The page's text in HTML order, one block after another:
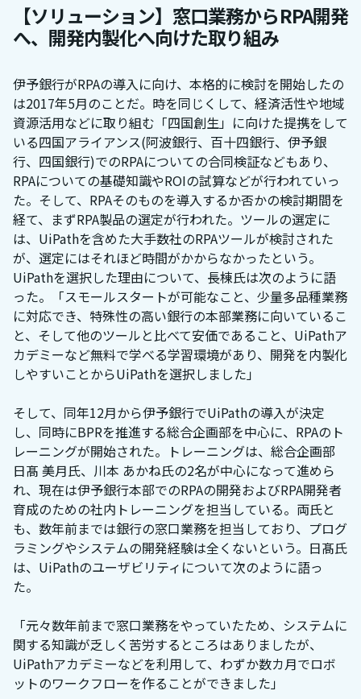
【ソリューション】窓口業務からRPA開発
へ、開発内製化へ向けた取り組み
伊予銀行がRPAの導入に向け、本格的に検討を開始したの
は2017年5月のことだ。時を同じくして、経済活性や地域
資源活用などに取り組む「四国創生」に向けた提携をして
いる四国アライアンス(阿波銀行、百十四銀行、伊予銀
行、四国銀行)でのRPAについての合同検証などもあり、
RPAについての基礎知識やROIの試算などが行われていっ
た。そして、RPAそのものを導入するか否かの検討期間を
経て、まずRPA製品の選定が行われた。ツールの選定に
は、UiPathを含めた大手数社のRPAツールが検討された
が、選定にはそれほど時間がかからなかったという。
UiPathを選択した理由について、長棟氏は次のように語
った。「スモールスタートが可能なこと、少量多品種業務
に対応でき、特殊性の高い銀行の本部業務に向いているこ
と、そして他のツールと比べて安価であること、UiPathア
カデミーなど無料で学べる学習環境があり、開発を内製化
しやすいことからUiPathを選択しました」
そして、同年12月から伊予銀行でUiPathの導入が決定
し、同時にBPRを推進する総合企画部を中心に、RPAのト
レーニングが開始された。トレーニングは、総合企画部
日髙 美月氏、川本 あかね氏の2名が中心になって進めら
れ、現在は伊予銀行本部でのRPAの開発およびRPA開発者
育成のための社内トレーニングを担当している。両氏と
も、数年前までは銀行の窓口業務を担当しており、プログ
ラミングやシステムの開発経験は全くないという。日髙氏
は、UiPathのユーザビリティについて次のように語っ
た。
「元々数年前まで窓口業務をやっていたため、システムに
関する知識が乏しく苦労するところはありましたが、
UiPathアカデミーなどを利用して、わずか数カ月でロボ
ットのワークフローを作ることができました」